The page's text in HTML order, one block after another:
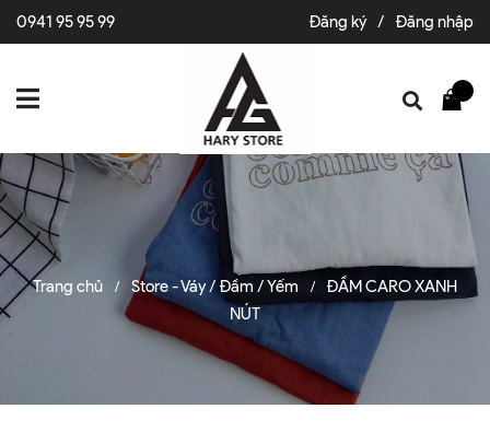
0941 95 95 99 Đăng ký / Đăng nhập
Trang chủ / Store - Váy / Đầm / Yếm /
ĐẦM CARO XANH
NÚT